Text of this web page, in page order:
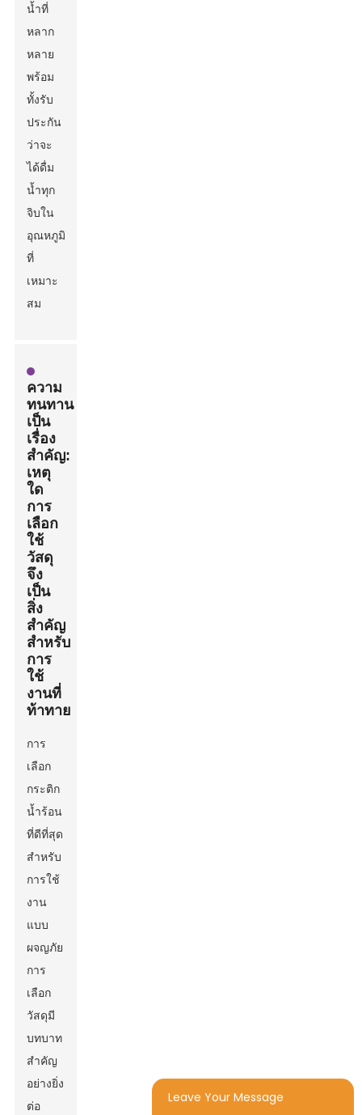
น้ำที่
หลาก
หลาย
พร้อม
ทั้งรับ
ประกัน
ว่าจะ
ได้ดื่ม
น้ำทุก
จิบใน
อุณหภูมิ
ที่
เหมาะ
สม
ความ
ทนทาน
เป็น
เรื่อง
สำคัญ:
เหตุ
ใด
การ
เลือก
ใช้
วัสดุ
จึง
เป็น
สิ่ง
สำคัญ
สำหรับ
การ
ใช้
งานที่
ท้าทาย
การ
เลือก
กระติก
น้ำร้อน
ที่ดีที่สุด
สำหรับ
การใช้
งาน
แบบ
ผจญภัย
การ
เลือก
วัสดุมี
บทบาท
สำคัญ
อย่างยิ่ง
ต่อ
Leave Your Message